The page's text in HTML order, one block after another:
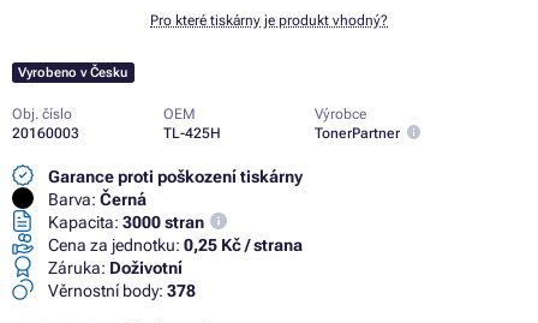
Pro které tiskárny je produkt vhodný?
Vyrobeno v Česku
Obj. číslo
20160003
OEM
TL-425H
Výrobce
TonerPartner
Garance proti poškození tiskárny
Barva: Černá
Kapacita: 3000 stran
Cena za jednotku: 0,25 Kč / strana
Záruka: Doživotní
Věrnostní body: 378